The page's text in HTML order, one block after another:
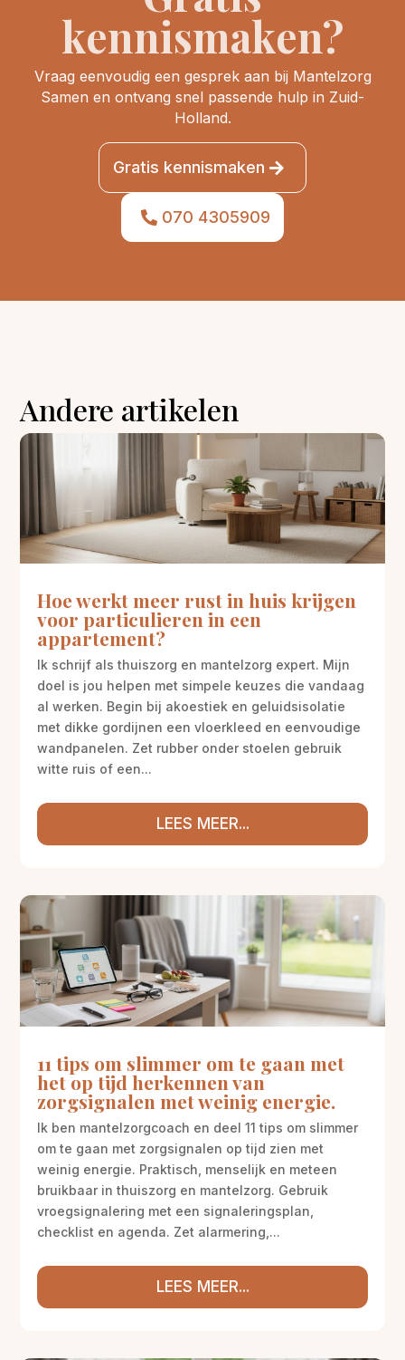
kennismaken?
Vraag eenvoudig een gesprek aan bij Mantelzorg
Samen en ontvang snel passende hulp in Zuid-
Holland.
Gratis kennismaken
070 4305909
Andere artikelen
Hoe werkt meer rust in huis krijgen
voor particulieren in een
appartement?
Ik schrijf als thuiszorg en mantelzorg expert. Mijn
doel is jou helpen met simpele keuzes die vandaag
al werken. Begin bij akoestiek en geluidsisolatie
met dikke gordijnen een vloerkleed en eenvoudige
wandpanelen. Zet rubber onder stoelen gebruik
witte ruis of een...
LEES MEER...
11 tips om slimmer om te gaan met
het op tijd herkennen van
zorgsignalen met weinig energie.
Ik ben mantelzorgcoach en deel 11 tips om slimmer
om te gaan met zorgsignalen op tijd zien met
weinig energie. Praktisch, menselijk en meteen
bruikbaar in thuiszorg en mantelzorg. Gebruik
vroegsignalering met een signaleringsplan,
checklist en agenda. Zet alarmering,...
LEES MEER...